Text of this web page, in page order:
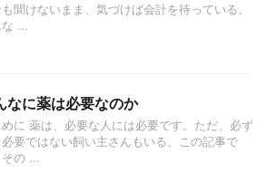
聞けないまま、気づけば会計を待っている。
...
なに薬は必要なのか
めに 薬は、必要な人には必要です。ただ、必ず
必要ではない飼い主さんもいる。この記事で
の ...